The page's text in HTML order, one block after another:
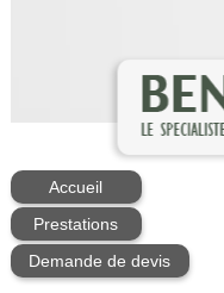
Accueil
Prestations
Demande de devis